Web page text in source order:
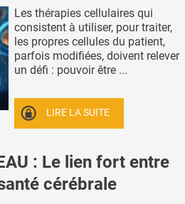
Les thérapies cellulaires qui
consistent à utiliser, pour traiter,
les propres cellules du patient,
parfois modifiées, doivent relever
un défi : pouvoir être ...
LIRE LA SUITE
: Le lien fort entre
cérébrale